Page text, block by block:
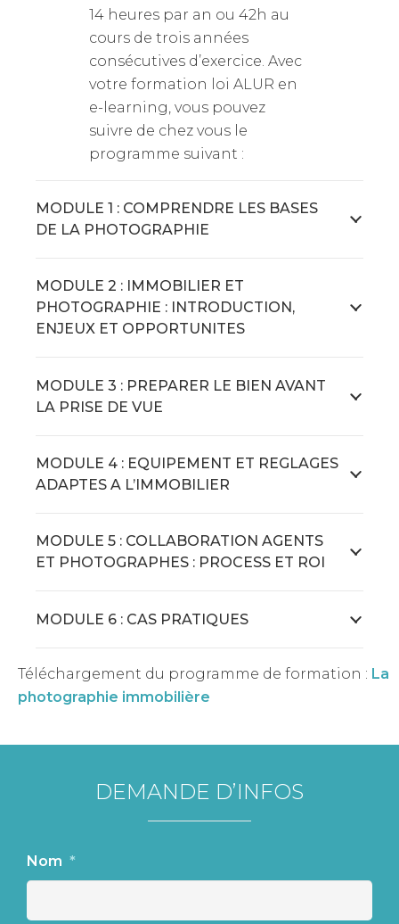
14 heures par an ou 42h au
cours de trois années
consécutives d’exercice. Avec
votre formation loi ALUR en
e-learning, vous pouvez
suivre de chez vous le
programme suivant :
MODULE 1 : COMPRENDRE LES BASES
DE LA PHOTOGRAPHIE
MODULE 2 : IMMOBILIER ET
PHOTOGRAPHIE : INTRODUCTION,
ENJEUX ET OPPORTUNITES
MODULE 3 : PREPARER LE BIEN AVANT
LA PRISE DE VUE
MODULE 4 : EQUIPEMENT ET REGLAGES
ADAPTES A L’IMMOBILIER
MODULE 5 : COLLABORATION AGENTS
ET PHOTOGRAPHES : PROCESS ET ROI
MODULE 6 : CAS PRATIQUES
Téléchargement du programme de formation : La
photographie immobilière
DEMANDE D’INFOS
Nom *